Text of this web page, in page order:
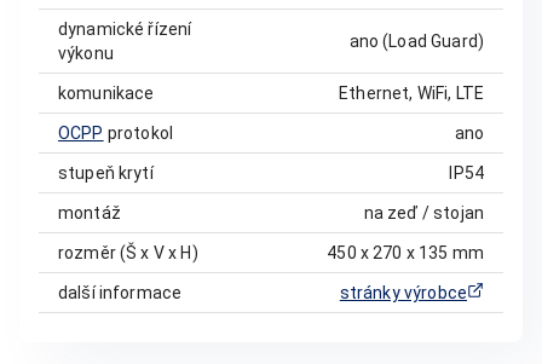
dynamické řízení
výkonu
ano (Load Guard)
komunikace Ethernet, WiFi, LTE
OCPP protokol ano
stupeň krytí IP54
montáž na zeď / stojan
rozměr (Š x V x H) 450 x 270 x 135 mm
další informace stránky výrobce